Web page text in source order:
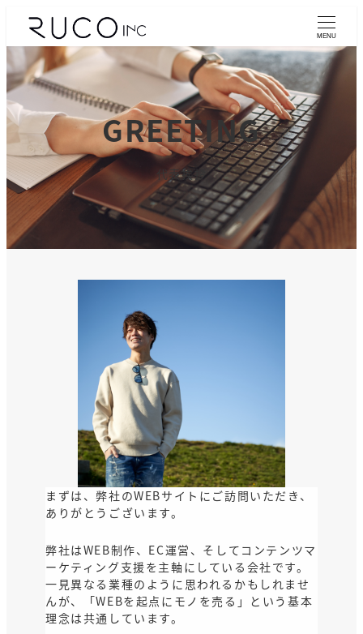
MENU
GREETING
代表挨拶
まずは、弊社のWEBサイトにご訪問いただき、
ありがとうございます。
弊社はWEB制作、EC運営、そしてコンテンツマ
ーケティング支援を主軸にしている会社です。
一見異なる業種のように思われるかもしれませ
んが、「WEBを起点にモノを売る」という基本
理念は共通しています。